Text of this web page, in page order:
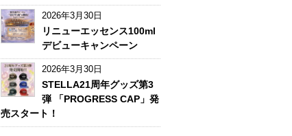
2026年3月30日
リニューエッセンス100ml
デビューキャンペーン
2026年3月30日
STELLA21周年グッズ第3
弾 「PROGRESS CAP」発
売スタート！